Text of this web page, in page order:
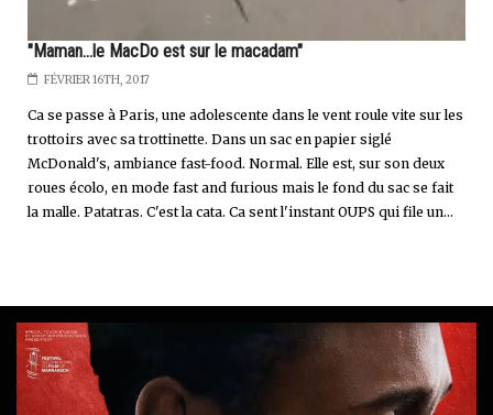
"Maman...le MacDo est sur le macadam"
FÉVRIER 16TH, 2017
Ca se passe à Paris, une adolescente dans le vent roule vite sur les
trottoirs avec sa trottinette. Dans un sac en papier siglé
McDonald's, ambiance fast-food. Normal. Elle est, sur son deux
roues écolo, en mode fast and furious mais le fond du sac se fait
la malle. Patatras. C'est la cata. Ca sent l'instant OUPS qui file un...